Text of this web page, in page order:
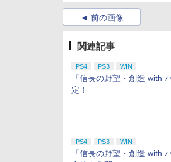
前の画像
関連記事
PS4 PS3 WIN
「信長の野望・創造 with
定！
PS4 PS3 WIN
「信長の野望・創造 with